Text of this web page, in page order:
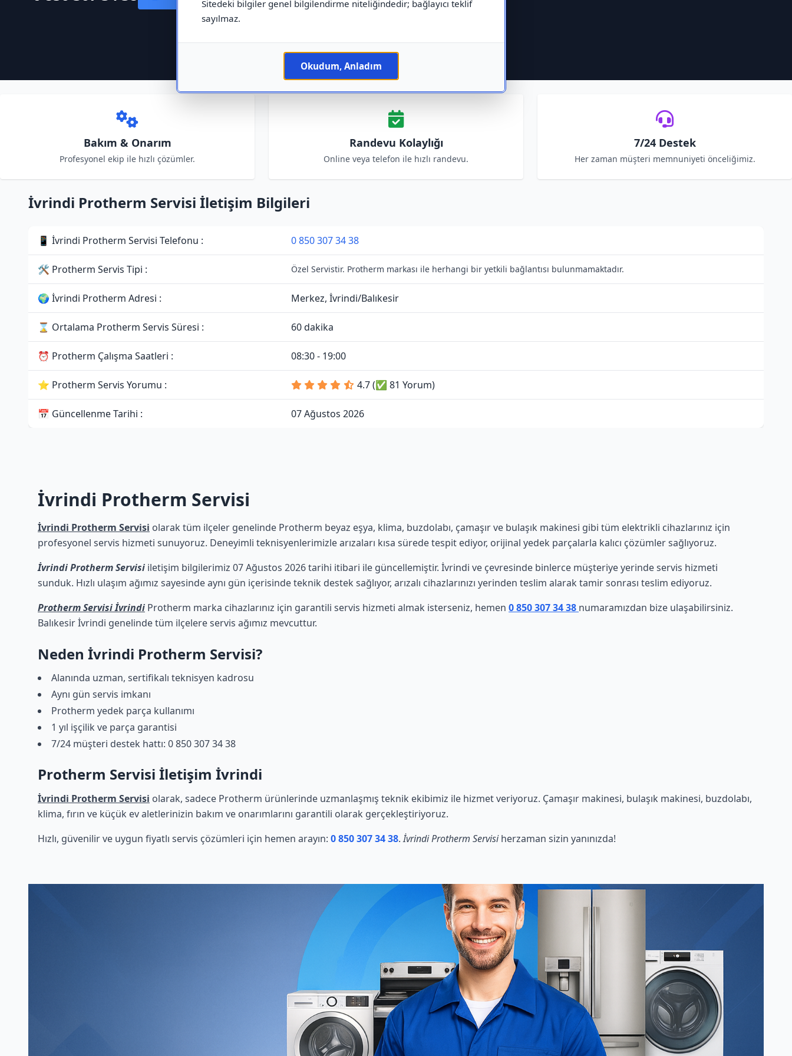
Sitedeki bilgiler genel bilgilendirme niteliğindedir; bağlayıcı teklif
sayılmaz.
Okudum, Anladım
Bakım & Onarım
Profesyonel ekip ile hızlı çözümler.
Randevu Kolaylığı
Online veya telefon ile hızlı randevu.
7/24 Destek
Her zaman müşteri memnuniyeti önceliğimiz.
İvrindi Protherm Servisi İletişim Bilgileri
📱 İvrindi Protherm Servisi Telefonu : 0 850 307 34 38
🛠 Protherm Servis Tipi : Özel Servistir. Protherm markası ile herhangi bir yetkili bağlantısı bulunmamaktadır.
🌍 İvrindi Protherm Adresi : Merkez, İvrindi/Balıkesir
⌛ Ortalama Protherm Servis Süresi : 60 dakika
⏰ Protherm Çalışma Saatleri : 08:30 - 19:00
⭐ Protherm Servis Yorumu : 4.7 (✅ 81 Yorum)
📅 Güncellenme Tarihi : 07 Ağustos 2026
İvrindi Protherm Servisi
İvrindi Protherm Servisi olarak tüm ilçeler genelinde Protherm beyaz eşya, klima, buzdolabı, çamaşır ve bulaşık makinesi gibi tüm elektrikli cihazlarınız için
profesyonel servis hizmeti sunuyoruz. Deneyimli teknisyenlerimizle arızaları kısa sürede tespit ediyor, orijinal yedek parçalarla kalıcı çözümler sağlıyoruz.
İvrindi Protherm Servisi iletişim bilgilerimiz 07 Ağustos 2026 tarihi itibari ile güncellemiştir. İvrindi ve çevresinde binlerce müşteriye yerinde servis hizmeti
sunduk. Hızlı ulaşım ağımız sayesinde aynı gün içerisinde teknik destek sağlıyor, arızalı cihazlarınızı yerinden teslim alarak tamir sonrası teslim ediyoruz.
Protherm Servisi İvrindi Protherm marka cihazlarınız için garantili servis hizmeti almak isterseniz, hemen 0 850 307 34 38 numaramızdan bize ulaşabilirsiniz.
Balıkesir İvrindi genelinde tüm ilçelere servis ağımız mevcuttur.
Neden İvrindi Protherm Servisi?
Alanında uzman, sertifikalı teknisyen kadrosu
Aynı gün servis imkanı
Protherm yedek parça kullanımı
1 yıl işçilik ve parça garantisi
7/24 müşteri destek hattı: 0 850 307 34 38
Protherm Servisi İletişim İvrindi
İvrindi Protherm Servisi olarak, sadece Protherm ürünlerinde uzmanlaşmış teknik ekibimiz ile hizmet veriyoruz. Çamaşır makinesi, bulaşık makinesi, buzdolabı,
klima, fırın ve küçük ev aletlerinizin bakım ve onarımlarını garantili olarak gerçekleştiriyoruz.
Hızlı, güvenilir ve uygun fiyatlı servis çözümleri için hemen arayın: 0 850 307 34 38.İvrindi Protherm Servisiherzaman sizin yanınızda!